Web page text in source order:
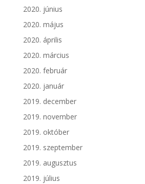
2020. június
2020. május
2020. április
2020. március
2020. február
2020. január
2019. december
2019. november
2019. október
2019. szeptember
2019. augusztus
2019. július